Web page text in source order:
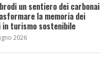
un sentiero dei carbonai
la memoria dei
in turismo sostenibile
2026